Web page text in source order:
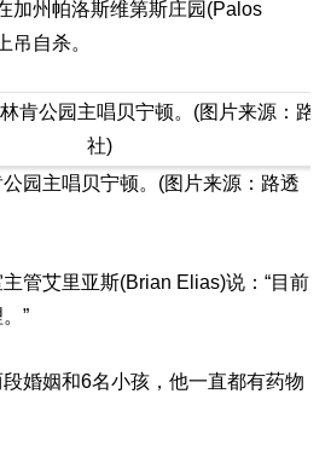
加州帕洛斯维第斯庄园(Palos
吊自杀。
主唱贝宁顿。(图片来源：路透
艾里亚斯(Brian Elias)说：“目前
”
姻和6名小孩，他一直都有药物